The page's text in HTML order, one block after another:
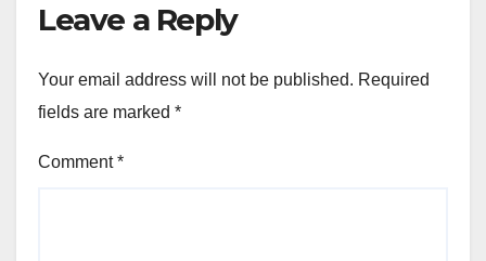
Leave a Reply
Your email address will not be published. Required
fields are marked *
Comment*